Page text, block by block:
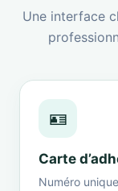
Une interface
🪪
Carte
Numéro